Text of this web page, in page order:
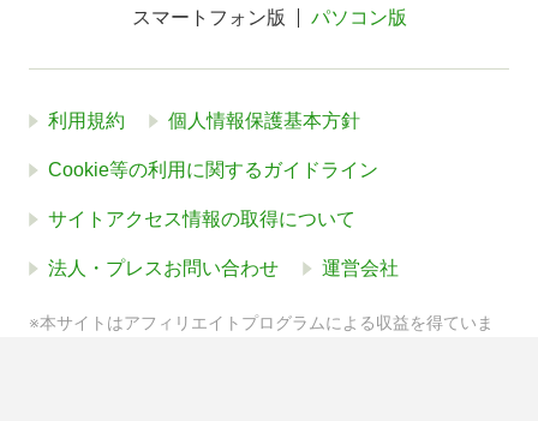
スマートフォン版 パソコン版
利用規約 個人情報保護基本方針
Cookie等の利用に関するガイドライン
サイトアクセス情報の取得について
法人・プレスお問い合わせ 運営会社
※本サイトはアフィリエイトプログラムによる収益を得ていま